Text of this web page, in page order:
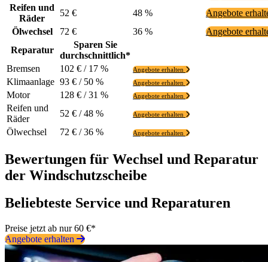
Reifen und
Räder
52 € 48 %
Angebote
Ölwechsel
72 € 36 %
Angebote
Reparatur
Sparen Sie
durchschnittlich*
Bremsen
102 € / 17 % Angebote erhalten
Klimaanlage 93 € / 50 % Angebote erhalten
Motor 128 € / 31 % Angebote erhalten
Reifen und
Räder
52 € / 48 % Angebote erhalten
Ölwechsel 72 € / 36 % Angebote erhalten
Bewertungen für Wechsel und Reparatur
der Windschutzscheibe
Beliebteste Service und Reparaturen
Preise jetzt ab nur 60 €*
Angebote erhalten